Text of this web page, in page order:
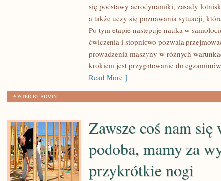
się podstawy aerodynamiki, zasady
a także uczy się poznawania sytuacji,
Po tym etapie następuje nauka w
ćwiczenia i stopniowo pozwala
prowadzenia maszyny w różnych
krokiem jest przygotowanie do
Read More ]
POSTED BY ADMIN
Zawsze coś nam
podoba, mamy za
przykrótkie nogi